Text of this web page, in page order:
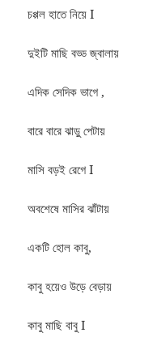
চপ্পল হাতে নিয়ে I
দুইটি মাছি বড্ড জ্বালায়
এদিক সেদিক ভাগে ,
বারে বারে ঝাড়ু পেটায়
মাসি বড়ই রেগে I
অবশেষে মাসির ঝাঁটায়
একটি হোল কাবু,
কাবু হয়েও উড়ে বেড়ায়
কাবু মাছি বাবু I